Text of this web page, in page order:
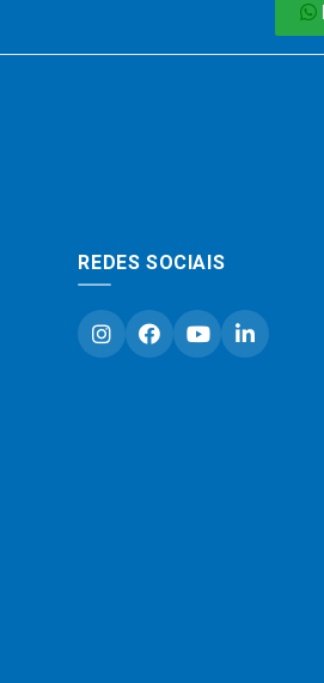
REDES SOCIAIS